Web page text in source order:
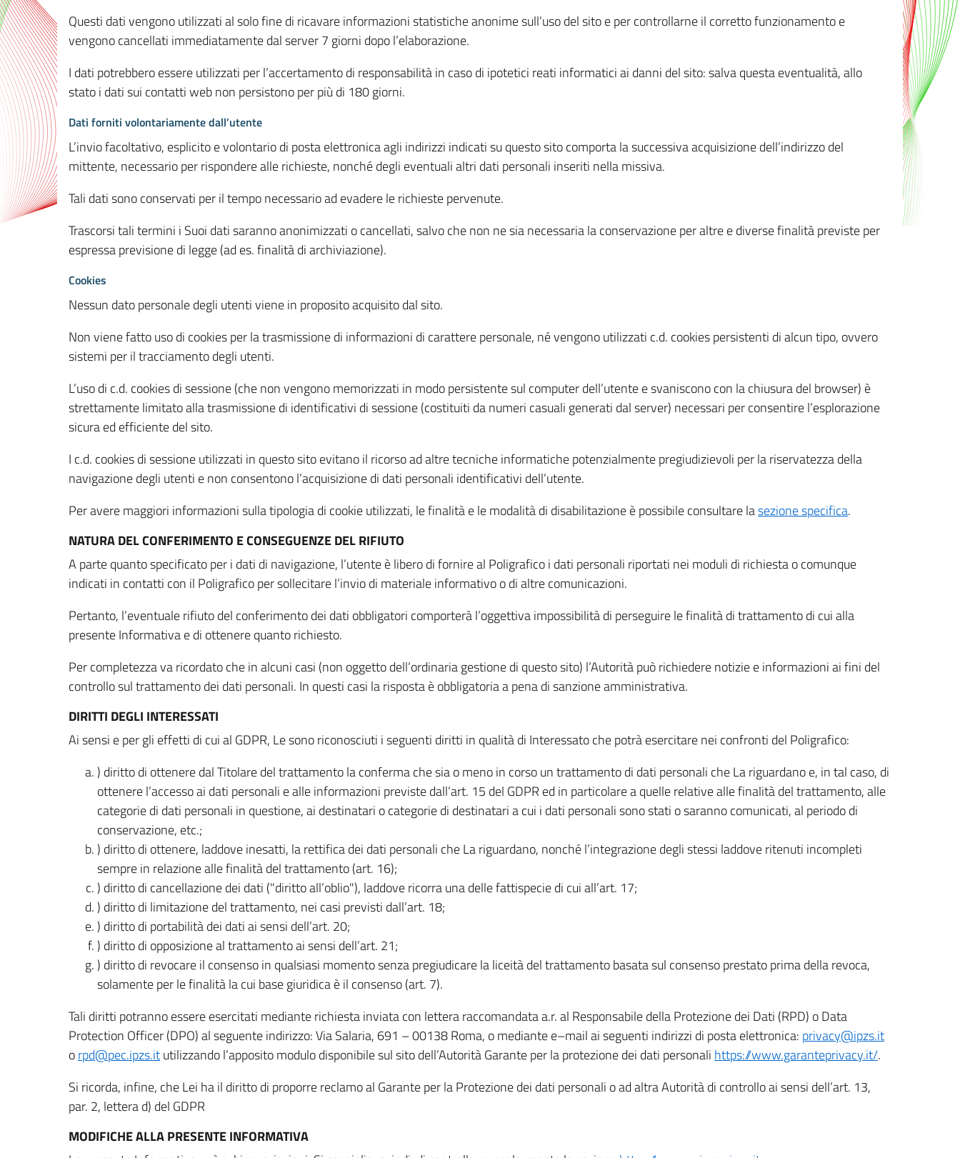
Questi dati vengono utilizzati al solo fine di ricavare informazioni statistiche anonime sull’uso del sito e per controllarne il corretto funzionamento e
vengono cancellati immediatamente dal server 7 giorni dopo l’elaborazione.
I dati potrebbero essere utilizzati per l’accertamento di responsabilità in caso di ipotetici reati informatici ai danni del sito: salva questa eventualità, allo
stato i dati sui contatti web non persistono per più di 180 giorni.
Dati forniti volontariamente dall’utente
L’invio facoltativo, esplicito e volontario di posta elettronica agli indirizzi indicati su questo sito comporta la successiva acquisizione dell’indirizzo del
mittente, necessario per rispondere alle richieste, nonché degli eventuali altri dati personali inseriti nella missiva.
Tali dati sono conservati per il tempo necessario ad evadere le richieste pervenute.
Trascorsi tali termini i Suoi dati saranno anonimizzati o cancellati, salvo che non ne sia necessaria la conservazione per altre e diverse finalità previste per
espressa previsione di legge (ad es. finalità di archiviazione).
Cookies
Nessun dato personale degli utenti viene in proposito acquisito dal sito.
Non viene fatto uso di cookies per la trasmissione di informazioni di carattere personale, né vengono utilizzati c.d. cookies persistenti di alcun tipo, ovvero
sistemi per il tracciamento degli utenti.
L’uso di c.d. cookies di sessione (che non vengono memorizzati in modo persistente sul computer dell’utente e svaniscono con la chiusura del browser) è
strettamente limitato alla trasmissione di identificativi di sessione (costituiti da numeri casuali generati dal server) necessari per consentire l’esplorazione
sicura ed efficiente del sito.
I c.d. cookies di sessione utilizzati in questo sito evitano il ricorso ad altre tecniche informatiche potenzialmente pregiudizievoli per la riservatezza della
navigazione degli utenti e non consentono l’acquisizione di dati personali identificativi dell’utente.
Per avere maggiori informazioni sulla tipologia di cookie utilizzati, le finalità e le modalità di disabilitazione è possibile consultare lasezione specifica.
NATURA DEL CONFERIMENTO E CONSEGUENZE DEL RIFIUTO
A parte quanto specificato per i dati di navigazione, l’utente è libero di fornire al Poligrafico i dati personali riportati nei moduli di richiesta o comunque
indicati in contatti con il Poligrafico per sollecitare l’invio di materiale informativo o di altre comunicazioni.
Pertanto, l’eventuale rifiuto del conferimento dei dati obbligatori comporterà l’oggettiva impossibilità di perseguire le finalità di trattamento di cui alla
presente Informativa e di ottenere quanto richiesto.
Per completezza va ricordato che in alcuni casi (non oggetto dell’ordinaria gestione di questo sito) l’Autorità può richiedere notizie e informazioni ai fini del
controllo sul trattamento dei dati personali. In questi casi la risposta è obbligatoria a pena di sanzione amministrativa.
DIRITTI DEGLI INTERESSATI
Ai sensi e per gli effetti di cui al GDPR, Le sono riconosciuti i seguenti diritti in qualità di Interessato che potrà esercitare nei confronti del Poligrafico:
) diritto di ottenere dal Titolare del trattamento la conferma che sia o meno in corso un trattamento di dati personali che La riguardano e, in tal caso, di
ottenere l’accesso ai dati personali e alle informazioni previste dall’art. 15 del GDPR ed in particolare a quelle relative alle finalità del trattamento, alle
categorie di dati personali in questione, ai destinatari o categorie di destinatari a cui i dati personali sono stati o saranno comunicati, al periodo di
conservazione, etc.;
) diritto di ottenere, laddove inesatti, la rettifica dei dati personali che La riguardano, nonché l’integrazione degli stessi laddove ritenuti incompleti
sempre in relazione alle finalità del trattamento (art. 16);
) diritto di cancellazione dei dati ("diritto all’oblio"), laddove ricorra una delle fattispecie di cui all’art. 17;
) diritto di limitazione del trattamento, nei casi previsti dall’art. 18;
) diritto di portabilità dei dati ai sensi dell’art. 20;
) diritto di opposizione al trattamento ai sensi dell’art. 21;
) diritto di revocare il consenso in qualsiasi momento senza pregiudicare la liceità del trattamento basata sul consenso prestato prima della revoca,
solamente per le finalità la cui base giuridica è il consenso (art. 7).
Tali diritti potranno essere esercitati mediante richiesta inviata con lettera raccomandata a.r. al Responsabile della Protezione dei Dati (RPD) o Data
Protection Officer (DPO) al seguente indirizzo: Via Salaria, 691 – 00138 Roma, o mediante e–mail ai seguenti indirizzi di posta elettronica: privacy@ipzs.it
orpd@pec.ipzs.itutilizzando l’apposito modulo disponibile sul sito dell’Autorità Garante per la protezione dei dati personali https://www.garanteprivacy.it/.
Si ricorda, infine, che Lei ha il diritto di proporre reclamo al Garante per la Protezione dei dati personali o ad altra Autorità di controllo ai sensi dell’art. 13,
par. 2, lettera d) del GDPR
MODIFICHE ALLA PRESENTE INFORMATIVA